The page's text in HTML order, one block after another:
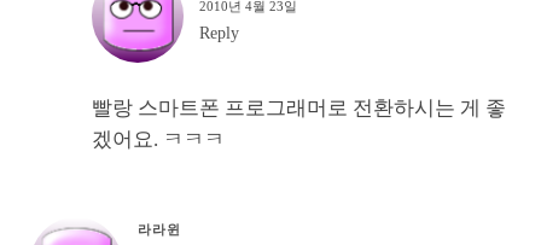
2010년 4월 23일
Reply
빨랑 스마트폰 프로그래머로 전환하시는 게 좋
겠어요. ㅋㅋㅋ
라라윈